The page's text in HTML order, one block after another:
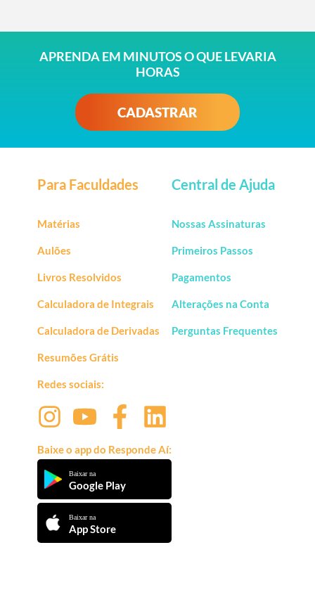
APRENDA EM MINUTOS O QUE LEVARIA
HORAS
CADASTRAR
Para Faculdades
Matérias
Aulões
Livros Resolvidos
Calculadora de Integrais
Calculadora de Derivadas
Resumões Grátis
Redes sociais:
Baixe o app do Responde Aí:
Baixar na
Google Play
Baixar na
App Store
Central de Ajuda
Nossas Assinaturas
Primeiros Passos
Pagamentos
Alterações na Conta
Perguntas Frequentes